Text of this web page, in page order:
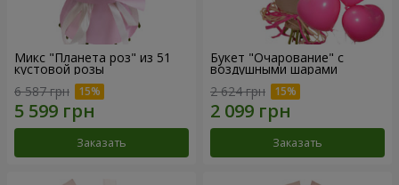
Микс "Планета роз" из 51
кустовой розы
6 587 грн
Заказать
Букет "Очарование" с
воздушными шарами
2 624 грн
Заказать